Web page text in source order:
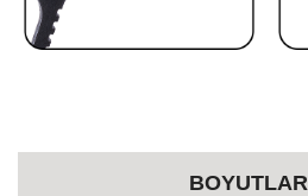
BOYUTLAR